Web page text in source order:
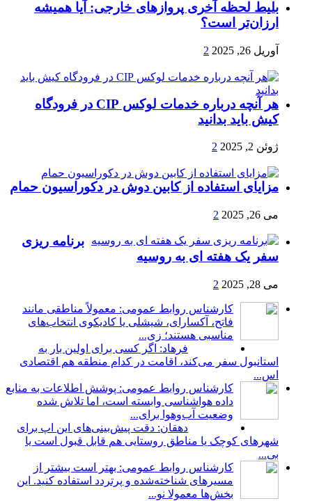
بلیط لحظه آخری پروازهای خارجی: آیا همیشه
ارزان‌تر است؟
آوریل 26, 2025 2
هر آنچه درباره خدمات لوکس CIP در فرودگاه‌
کیش باید بدانید
ژوئن 2, 2025 2
مزایای استفاده از کابین دوش در دکوراسیون حمام
می 26, 2025 2
برنامه ریزی
سفر یک هفته ای به روسیه
می 28, 2025 2
کارشناس روابط عمومی: معمولاً مناطقی مانند
فاتح، آکسارای، شیشلی یا کادیکوی انتخاب‌های
مناسبی هستند؛ زی...
فرهاد: اگر کسی برای اولین بار به
استانبول سفر می‌کند، اقامت در کدام منطقه هم اقتصادی
اس...
کارشناس روابط عمومی: پوشش اطلاعات به منابع
داده هواشناسی وابسته است، اما تلاش شده
وضعیت آب‌وهوا برای...
دهقان: دقت پیش‌بینی‌های این اپ برای
شهرهای کوچک یا مناطق روستایی هم قابل قبول است یا
بی...
کارشناس روابط عمومی: بهتر است بیشتر از
مسیرهای شناخته‌شده و پرتردد استفاده کنید. این
بخش‌ها معمولا نو...